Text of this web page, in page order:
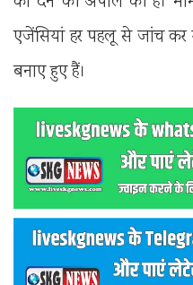
एजेंसियां हर पहलू से जांच कर
बनाए हुए हैं।